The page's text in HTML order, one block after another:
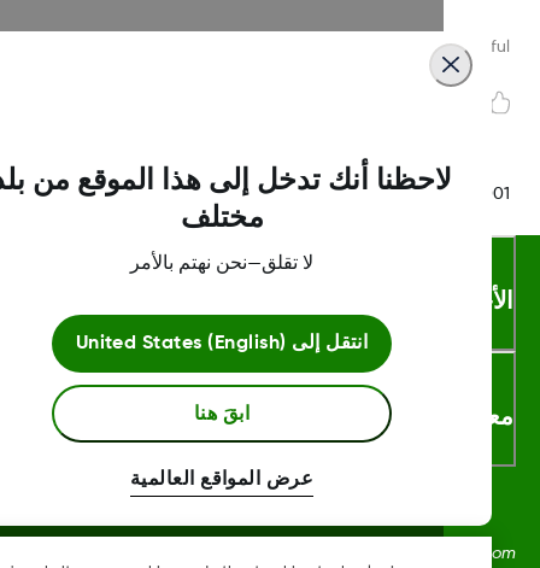
Was this article
LBL016375
والشروط
اكثر
لاحظنا أنك تدخل إلى هذا الموقع من بلد
مختلف
لا تقلق—نحن نهتم بالأمر
انتقل إلى United States (English)
ابقَ هنا
عرض المواقع العالمية